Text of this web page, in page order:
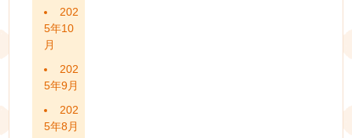
202
5年10
月
202
5年9月
202
5年8月